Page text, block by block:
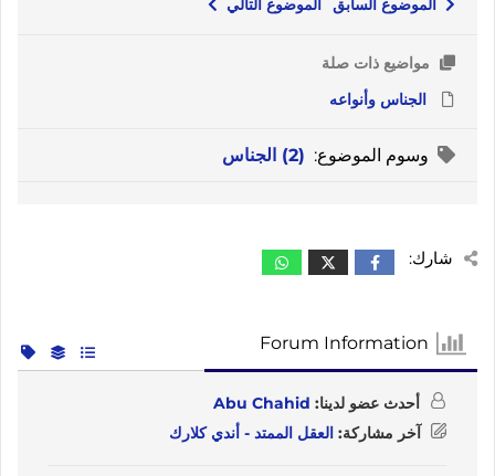
مواضيع ذات صلة
الجناس وأنواعه
وسوم الموضوع: (2) الجناس
شارك:
Forum Information
أحدث عضو لدينا: Abu Chahid
آخر مشاركة: العقل الممتد - أندي كلارك